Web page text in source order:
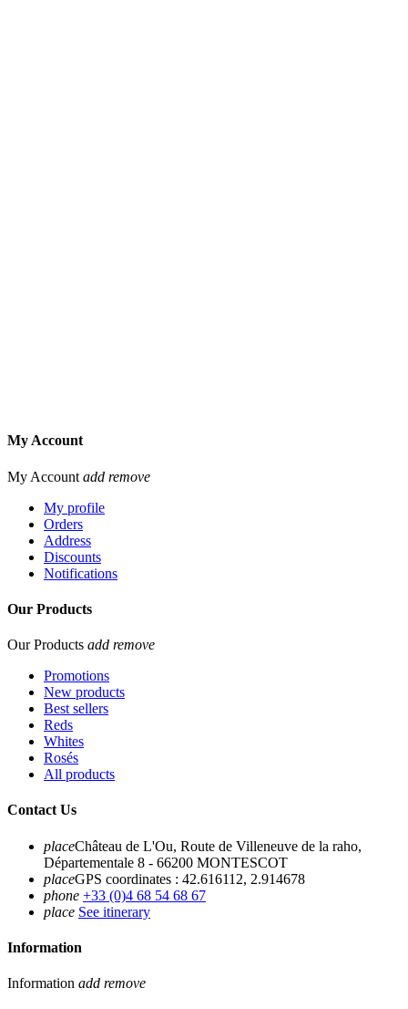
My Account
My Account add remove
My profile
Orders
Address
Discounts
Notifications
Our Products
Our Products add remove
Promotions
New products
Best sellers
Reds
Whites
Rosés
All products
Contact Us
placeChâteau de L'Ou, Route de Villeneuve de la raho,
Départementale 8 - 66200 MONTESCOT
placeGPS coordinates : 42.616112, 2.914678
phone +33 (0)4 68 54 68 67
place See itinerary
Information
Information add remove